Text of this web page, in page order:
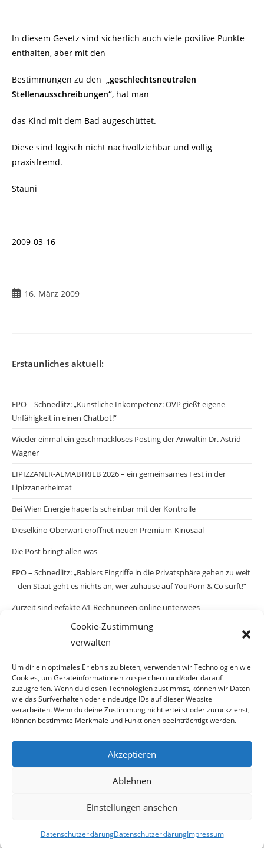
Cookie-Zustimmung
verwalten
Um dir ein optimales Erlebnis zu bieten, verwenden wir Technologien wie
Cookies, um Geräteinformationen zu speichern und/oder darauf
zuzugreifen. Wenn du diesen Technologien zustimmst, können wir Daten
wie das Surfverhalten oder eindeutige IDs auf dieser Website
verarbeiten. Wenn du deine Zustimmung nicht erteilst oder zurückziehst,
können bestimmte Merkmale und Funktionen beeinträchtigt werden.
Akzeptieren
Ablehnen
Einstellungen ansehen
DatenschutzerklärungDatenschutzerklärungImpressum
In diesem Gesetz sind sicherlich auch viele positive Punkte
enthalten, aber mit den
Bestimmungen zu den „geschlechtsneutralen
Stellenausschreibungen“, hat man
das Kind mit dem Bad augeschüttet.
Diese sind logisch nicht nachvollziehbar und völlig
praxisfremd.
Stauni
2009-03-16
Beitrag16. März 2009
Erstaunliches aktuell:
FPÖ – Schnedlitz: „Künstliche Inkompetenz: ÖVP gießt eigene
Unfähigkeit in einen Chatbot!“
Wieder einmal ein geschmackloses Posting der Anwältin Dr. Astrid
Wagner
LIPIZZANER-ALMABTRIEB 2026 – ein gemeinsames Fest in der
Lipizzanerheimat
Bei Wien Energie haperts scheinbar mit der Kontrolle
Dieselkino Oberwart eröffnet neuen Premium-Kinosaal
Die Post bringt allen was
FPÖ – Schnedlitz: „Bablers Eingriffe in die Privatsphäre gehen zu weit
– den Staat geht es nichts an, wer zuhause auf YouPorn & Co surft!“
Zurzeit sind gefakte A1-Rechnungen online unterwegs
Salzburgs Juden und ihre Sicherheit: „Erst nach einem Anschlag wäre
die Gefahr endlich konkret!“
Biologisches Wunder in Ceuta
Ein vermeintliches Abschiebemärchen
Archiv
© Copyright 2026 · Auch Ihre Information ist uns wichtig! Haben Sie eine
erstaunliche Story: Mailen Sie uns Bitte